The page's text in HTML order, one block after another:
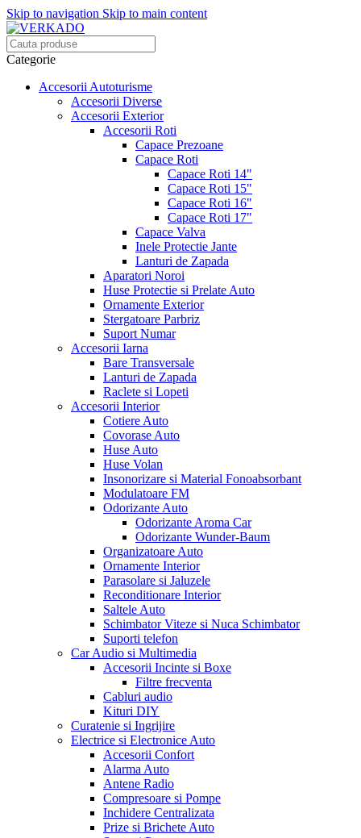
Skip to navigation Skip to main content
Categorie
Accesorii Autoturisme
Accesorii Diverse
Accesorii Exterior
Accesorii Roti
Capace Prezoane
Capace Roti
Capace Roti 14"
Capace Roti 15"
Capace Roti 16"
Capace Roti 17"
Capace Valva
Inele Protectie Jante
Lanturi de Zapada
Aparatori Noroi
Huse Protectie si Prelate Auto
Ornamente Exterior
Stergatoare Parbriz
Suport Numar
Accesorii Iarna
Bare Transversale
Lanturi de Zapada
Raclete si Lopeti
Accesorii Interior
Cotiere Auto
Covorase Auto
Huse Auto
Huse Volan
Insonorizare si Material Fonoabsorbant
Modulatoare FM
Odorizante Auto
Odorizante Aroma Car
Odorizante Wunder-Baum
Organizatoare Auto
Ornamente Interior
Parasolare si Jaluzele
Reconditionare Interior
Saltele Auto
Schimbator Viteze si Nuca Schimbator
Suporti telefon
Car Audio si Multimedia
Accesorii Incinte si Boxe
Filtre frecventa
Cabluri audio
Kituri DIY
Curatenie si Ingrijire
Electrice si Electronice Auto
Accesorii Confort
Alarma Auto
Antene Radio
Compresoare si Pompe
Inchidere Centralizata
Prize si Brichete Auto